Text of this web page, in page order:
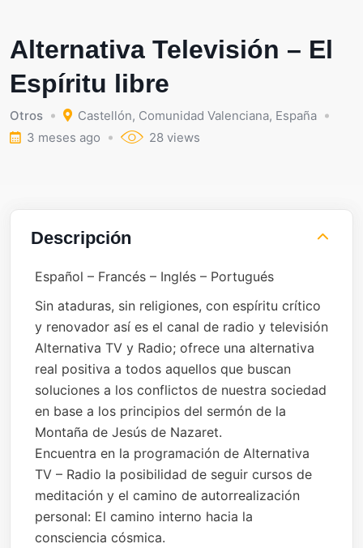
Alternativa Televisión – El
Espíritu libre
Otros Castellón, Comunidad Valenciana, España
3 meses ago
28 views
Descripción
Español – Francés – Inglés – Portugués
Sin ataduras, sin religiones, con espíritu crítico
y renovador así es el canal de radio y televisión
Alternativa TV y Radio; ofrece una alternativa
real positiva a todos aquellos que buscan
soluciones a los conflictos de nuestra sociedad
en base a los principios del sermón de la
Montaña de Jesús de Nazaret.
Encuentra en la programación de Alternativa
TV – Radio la posibilidad de seguir cursos de
meditación y el camino de autorrealización
personal: El camino interno hacia la
consciencia cósmica.